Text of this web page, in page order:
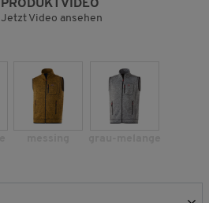
PRODUKTVIDEO
Jetzt Video ansehen